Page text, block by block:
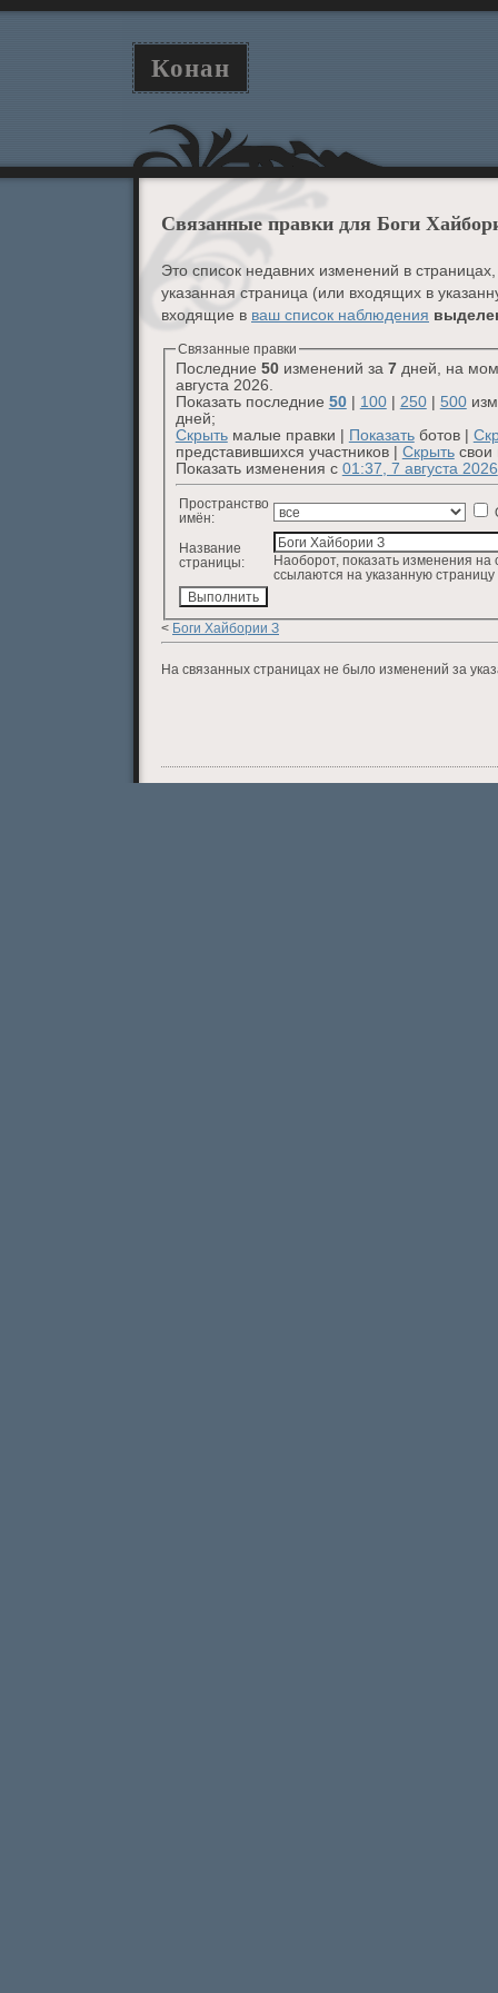
Конан
Связанные правки для Боги
Это список недавних изменений в
указанная страница (или входящих в
входящие в ваш список наблюдения
Связанные правки
Последние 50изменений за 7дней, на
августа 2026.
Показать последние 50| 100| 250| 500
дней;
Скрытьмалые правки | Показатьботов |
представившихся участников | Скрытьсвои
Показать изменения с 01:37, 7 августа 2026
Пространство
имён:
Название
страницы:
Наоборот, показать изменения на
ссылаются на указанную страницу
< Боги Хайбории З
На связанных страницах не было изменений за